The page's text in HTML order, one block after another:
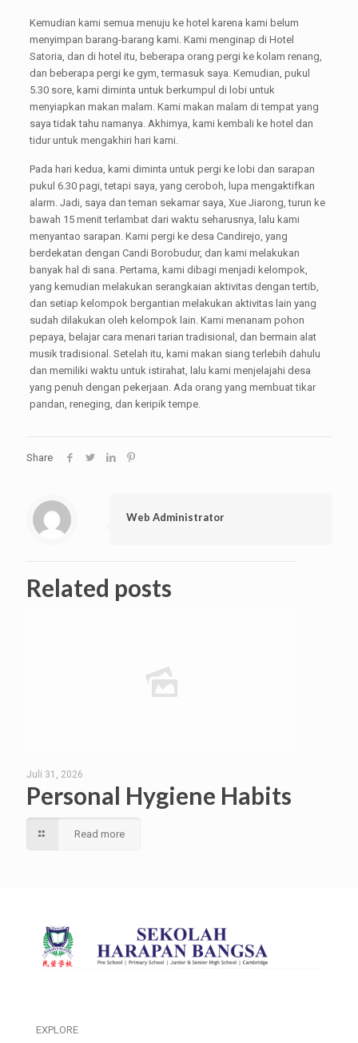
Kemudian kami semua menuju ke hotel karena kami belum
menyimpan barang-barang kami. Kami menginap di Hotel
Satoria, dan di hotel itu, beberapa orang pergi ke kolam renang,
dan beberapa pergi ke gym, termasuk saya. Kemudian, pukul
5.30 sore, kami diminta untuk berkumpul di lobi untuk
menyiapkan makan malam. Kami makan malam di tempat yang
saya tidak tahu namanya. Akhirnya, kami kembali ke hotel dan
tidur untuk mengakhiri hari kami.
Pada hari kedua, kami diminta untuk pergi ke lobi dan sarapan
pukul 6.30 pagi, tetapi saya, yang ceroboh, lupa mengaktifkan
alarm. Jadi, saya dan teman sekamar saya, Xue Jiarong, turun ke
bawah 15 menit terlambat dari waktu seharusnya, lalu kami
menyantao sarapan. Kami pergi ke desa Candirejo, yang
berdekatan dengan Candi Borobudur, dan kami melakukan
banyak hal di sana. Pertama, kami dibagi menjadi kelompok,
yang kemudian melakukan serangkaian aktivitas dengan tertib,
dan setiap kelompok bergantian melakukan aktivitas lain yang
sudah dilakukan oleh kelompok lain. Kami menanam pohon
pepaya, belajar cara menari tarian tradisional, dan bermain alat
musik tradisional. Setelah itu, kami makan siang terlebih dahulu
dan memiliki waktu untuk istirahat, lalu kami menjelajahi desa
yang penuh dengan pekerjaan. Ada orang yang membuat tikar
pandan, reneging, dan keripik tempe.
Share
Web Administrator
Related posts
Juli 31, 2026
Personal Hygiene Habits
Read more
EXPLORE